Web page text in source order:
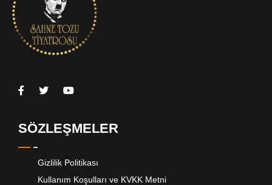
SÖZLEŞMELER
Gizlilik Politikası
Kullanım Koşulları ve KVKK Metni